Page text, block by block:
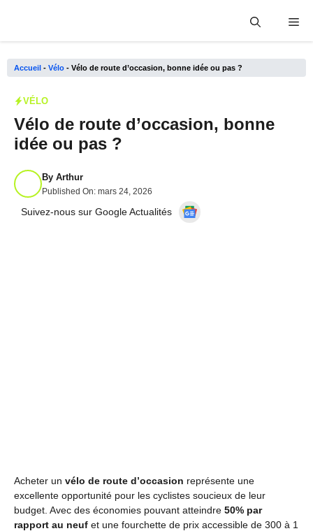
Accueil - Vélo - Vélo de route d’occasion, bonne idée ou pas ?
VÉLO
Vélo de route d’occasion, bonne
idée ou pas ?
By Arthur
Published On: mars 24, 2026
Suivez-nous sur Google Actualités
Acheter un vélo de route d’occasion représente une
excellente opportunité pour les cyclistes soucieux de leur
budget. Avec des économies pouvant atteindre 50% par
rapport au neuf et une fourchette de prix accessible de 300 à 1